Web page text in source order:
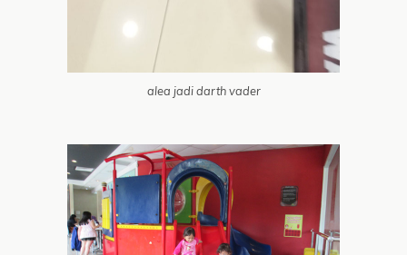
alea jadi darth vader